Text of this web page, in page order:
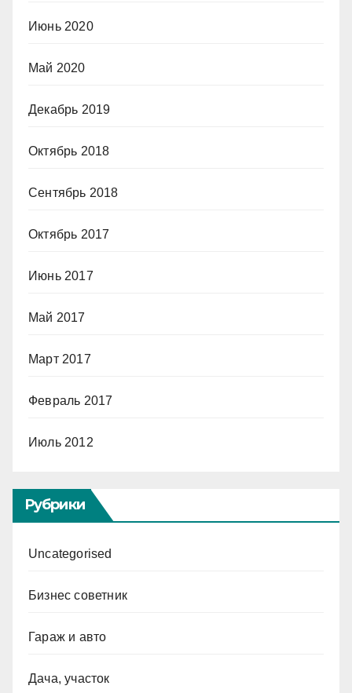
Июнь 2020
Май 2020
Декабрь 2019
Октябрь 2018
Сентябрь 2018
Октябрь 2017
Июнь 2017
Май 2017
Март 2017
Февраль 2017
Июль 2012
Рубрики
Uncategorised
Бизнес советник
Гараж и авто
Дача, участок